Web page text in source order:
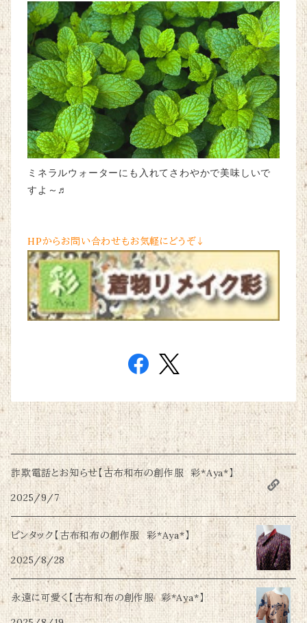
ミネラルウォーターにも入れてさわやかで美味しいで
すよ～♬
HPからお問い合わせもお気軽にどうぞ↓
詐欺電話とお知らせ【古布和布の創作服 彩*Aya*】
2025/9/7
ピンタック【古布和布の創作服 彩*Aya*】
2025/8/28
永遠に可愛く【古布和布の創作服 彩*Aya*】